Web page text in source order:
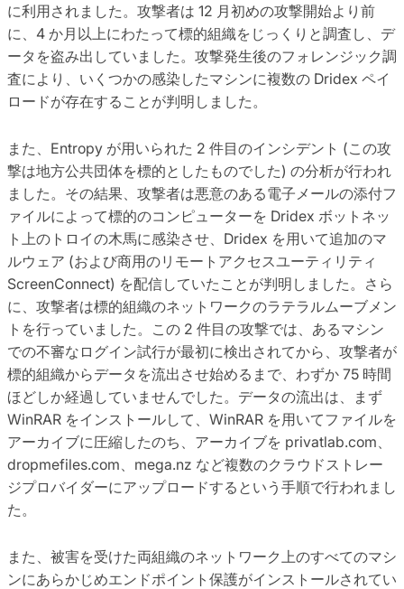
に利用されました。攻撃者は 12 月初めの攻撃開始より前
に、4 か月以上にわたって標的組織をじっくりと調査し、デ
ータを盗み出していました。攻撃発生後のフォレンジック調
査により、いくつかの感染したマシンに複数の Dridex ペイ
ロードが存在することが判明しました。
また、Entropy が用いられた 2 件目のインシデント (この攻
撃は地方公共団体を標的としたものでした) の分析が行われ
ました。その結果、攻撃者は悪意のある電子メールの添付フ
ァイルによって標的のコンピューターを Dridex ボットネッ
ト上のトロイの木馬に感染させ、Dridex を用いて追加のマ
ルウェア (および商用のリモートアクセスユーティリティ
ScreenConnect) を配信していたことが判明しました。さら
に、攻撃者は標的組織のネットワークのラテラルムーブメン
トを行っていました。この 2 件目の攻撃では、あるマシン
での不審なログイン試行が最初に検出されてから、攻撃者が
標的組織からデータを流出させ始めるまで、わずか 75 時間
ほどしか経過していませんでした。データの流出は、まず
WinRAR をインストールして、WinRAR を用いてファイルを
アーカイブに圧縮したのち、アーカイブを privatlab.com、
dropmefiles.com、mega.nz など複数のクラウドストレー
ジプロバイダーにアップロードするという手順で行われまし
た。
また、被害を受けた両組織のネットワーク上のすべてのマシ
ンにあらかじめエンドポイント保護がインストールされてい